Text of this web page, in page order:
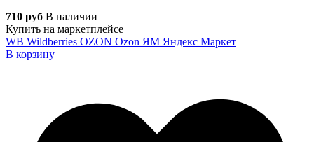
710 руб В наличии
Купить на маркетплейсе
WB Wildberries OZON Ozon ЯМ Яндекс Маркет
В корзину